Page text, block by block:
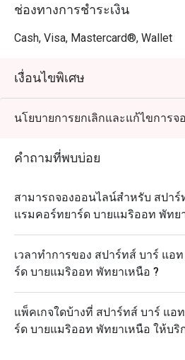
ช่องทางการชำระเงิน
Cash, Visa, Mastercard®, Wallet
เงื่อนไขพิเศษ
นโยบายการยกเลิกและแก้ไขการจ
คำถามที่พบบ่อย
สามารถจองออนไลน์สำหรับ สปาร์
แรมคอร์ทยาร์ด บายแมริออท พัทย
เวลาทำการของ สปาร์ทส์ บาร์ แอ
ร์ด บายแมริออท พัทยาเหนือ ?
แพ็คเกจใดบ้างที่ สปาร์ทส์ บาร์ แอ
ร์ด บายแมริออท พัทยาเหนือ ให้บริ